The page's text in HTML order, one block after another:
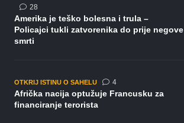
28komentara
Amerika je teško bolesna i trula –
Policajci tukli zatvorenika do prije negove
smrti
OTKRIJ ISTINU O SAHELU 4komentara
Afrička nacija optužuje Francusku za
financiranje terorista